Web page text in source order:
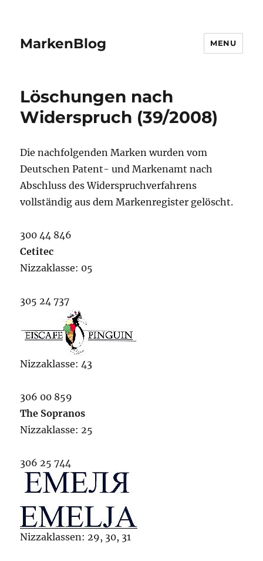
MarkenBlog MENU
Löschungen nach
Widerspruch (39/2008)
Die nachfolgenden Marken wurden vom
Deutschen Patent- und Markenamt nach
Abschluss des Widerspruchverfahrens
vollständig aus dem Markenregister gelöscht.
300 44 846
Cetitec
Nizzaklasse: 05
305 24 737
Nizzaklasse: 43
306 00 859
The Sopranos
Nizzaklasse: 25
306 25 744
Nizzaklassen: 29, 30, 31